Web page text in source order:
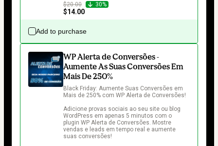
$20.00
30%
$14.00
Add to purchase
WP Alerta de Conversões -
Aumente As Suas Conversões Em
Mais De 250%
Black Friday: Aumente Suas Conversões em
Mais de 250% com WP Alerta de Conversões!
Adicione provas sociais ao seu site ou blog
WordPress em apenas 5 minutos com o
plugin WP Alerta de Conversões. Mostre
vendas e leads em tempo real e aumente
suas conversões!